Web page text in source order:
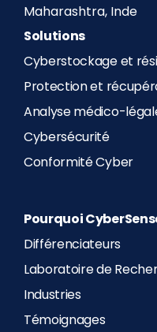
Maharashtra, Inde
Solutions
Cyberstockage et
Protection et
Analyse médico-
Cybersécurité
Conformité Cyber
Pourquoi
Différenciateurs
Laboratoire de
Industries
Témoignages